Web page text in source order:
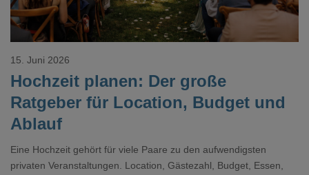
Hochzeit planen: Der große
Ratgeber für Location, Budget und
Ablauf
15. Juni 2026
Eine Hochzeit gehört für viele Paare zu den aufwendigsten
privaten Veranstaltungen. Location, Gästezahl, Budget, Essen,